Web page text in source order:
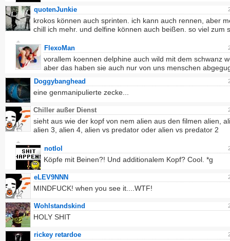
quotenJunkie
krokos können auch sprinten. ich kann auch rennen, aber
chill ich mehr. und delfine können auch beißen. so viel zum
FlexoMan
vorallem koennen delphine auch wild mit dem schwanz
aber das haben sie auch nur von uns menschen
Doggybanghead
eine genmanipulierte zecke...
Chiller außer Dienst
sieht aus wie der kopf von nem alien aus den filmen alien,
alien 3, alien 4, alien vs predator oder alien vs predator 2
notlol
Köpfe mit Beinen?! Und additionalem Kopf? Cool. *g
eLEV9NNN
MINDFUCK! when you see it....WTF!
Wohlstandskind
HOLY SHIT
rickey retardoe